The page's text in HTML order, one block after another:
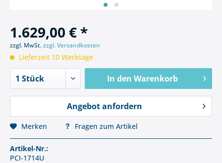
1.629,00 € *
zzgl. MwSt.zzgl. Versandkosten
Lieferzeit 10 Werktage
In den Warenkorb
Angebot anfordern
Merken Fragen zum Artikel
Artikel-Nr.:
PCI-1714U